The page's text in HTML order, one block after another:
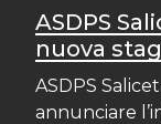
ASDPS
nuova
ASDPS
annunciare